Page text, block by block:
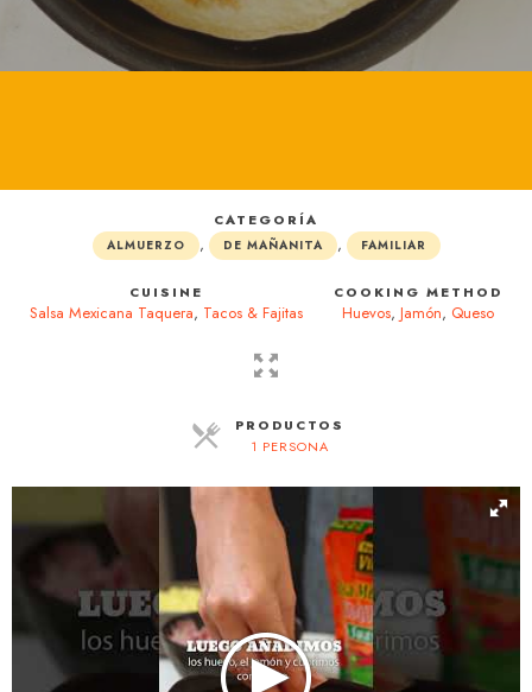
CATEGORÍA
ALMUERZO , DE MAÑANITA , FAMILIAR
CUISINE
Salsa Mexicana Taquera, Tacos & Fajitas
COOKING METHOD
Huevos, Jamón, Queso
PRODUCTOS
1 PERSONA